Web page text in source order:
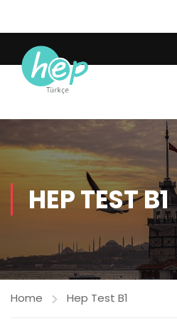
HEP TEST B1
Home Hep Test B1